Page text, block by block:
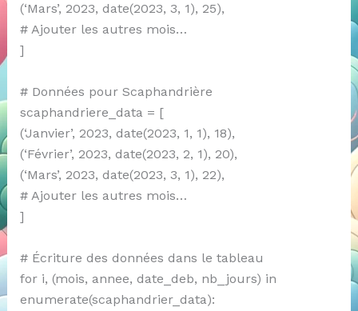
(‘Mars’, 2023, date(2023, 3, 1), 25),
# Ajouter les autres mois…
]
# Données pour Scaphandrière
scaphandriere_data = [
(‘Janvier’, 2023, date(2023, 1, 1), 18),
(‘Février’, 2023, date(2023, 2, 1), 20),
(‘Mars’, 2023, date(2023, 3, 1), 22),
# Ajouter les autres mois…
]
# Écriture des données dans le tableau
for i, (mois, annee, date_deb, nb_jours) in
enumerate(scaphandrier_data):